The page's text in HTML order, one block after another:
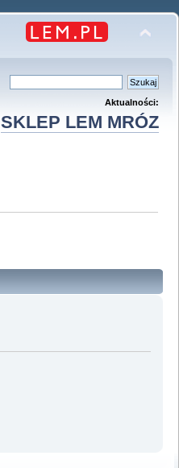
Aktualności:
SKLEP LEM MRÓZ